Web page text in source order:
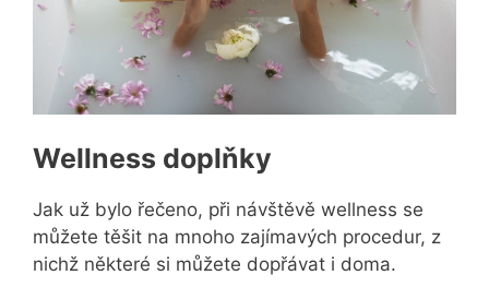
Wellness doplňky
Jak už bylo řečeno, při návštěvě wellness se
můžete těšit na mnoho zajímavých procedur, z
nichž některé si můžete dopřávat i doma.